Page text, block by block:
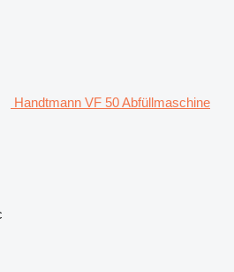
Handtmann VF 50 Abfüllmaschine